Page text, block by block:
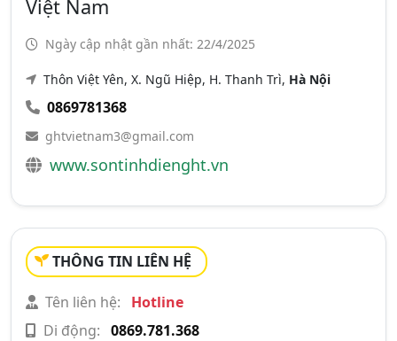
Việt Nam
Ngày cập nhật gần nhất: 22/4/2025
Thôn Việt Yên, X. Ngũ Hiệp, H. Thanh Trì, Hà Nội
0869781368
ghtvietnam3@gmail.com
www.sontinhdienght.vn
THÔNG TIN LIÊN HỆ
Tên liên hệ:
Hotline
Di động: 0869.781.368